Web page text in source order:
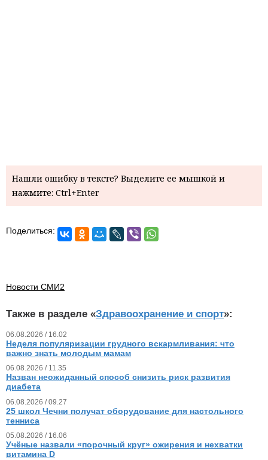
Нашли ошибку в тексте? Выделите ее мышкой и
нажмите: Ctrl+Enter
Поделиться:
Новости СМИ2
Также в разделе «Здравоохранение и спорт»:
06.08.2026 / 16.02
Неделя популяризации грудного вскармливания: что
важно знать молодым мамам
06.08.2026 / 11.35
Назван неожиданный способ снизить риск развития
диабета
06.08.2026 / 09.27
25 школ Чечни получат оборудование для настольного
тенниса
05.08.2026 / 16.06
Учёные назвали «порочный круг» ожирения и нехватки
витамина D